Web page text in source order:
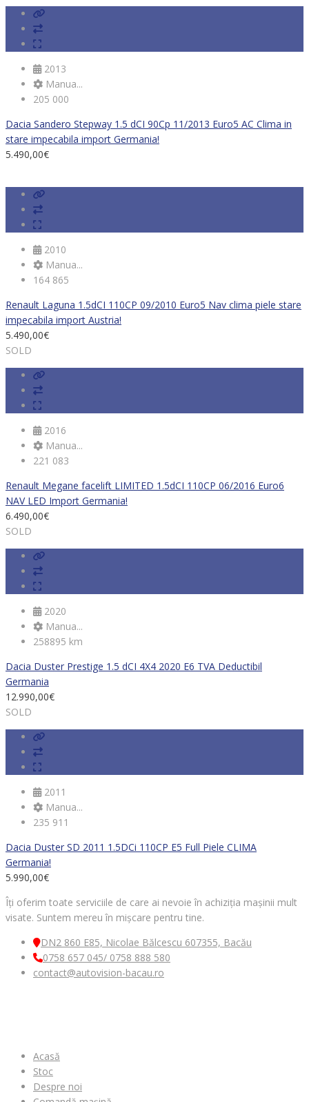
2013
Manua...
205 000
Dacia Sandero Stepway 1.5 dCI 90Cp 11/2013 Euro5 AC Clima in
stare impecabila import Germania!
5.490,00€
2010
Manua...
164 865
Renault Laguna 1.5dCI 110CP 09/2010 Euro5 Nav clima piele stare
impecabila import Austria!
5.490,00€
SOLD
2016
Manua...
221 083
Renault Megane facelift LIMITED 1.5dCI 110CP 06/2016 Euro6
NAV LED Import Germania!
6.490,00€
SOLD
2020
Manua...
258895 km
Dacia Duster Prestige 1.5 dCI 4X4 2020 E6 TVA Deductibil
Germania
12.990,00€
SOLD
2011
Manua...
235 911
Dacia Duster SD 2011 1.5DCi 110CP E5 Full Piele CLIMA
Germania!
5.990,00€
Îți oferim toate serviciile de care ai nevoie în achiziția mașinii mult
visate. Suntem mereu în mișcare pentru tine.
DN2 860 E85, Nicolae Bălcescu 607355, Bacău
0758 657 045/ 0758 888 580
contact@autovision-bacau.ro
Acasă
Stoc
Despre noi